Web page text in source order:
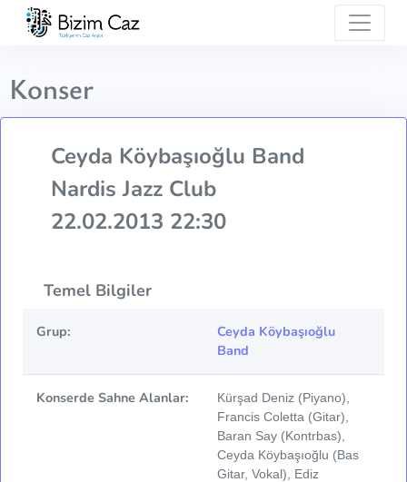
Konser
Ceyda Köybaşıoğlu Band
Nardis Jazz Club
22.02.2013 22:30
Temel Bilgiler
Grup:
Ceyda Köybaşıoğlu
Band
Konserde Sahne Alanlar:
Kürşad Deniz (Piyano),
Francis Coletta (Gitar),
Baran Say (Kontrbas),
Ceyda Köybaşıoğlu (Bas
Gitar, Vokal), Ediz